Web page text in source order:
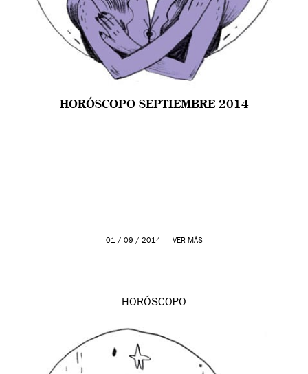
HORÓSCOPO SEPTIEMBRE 2014
01 / 09 / 2014 — VER MÁS
HORÓSCOPO